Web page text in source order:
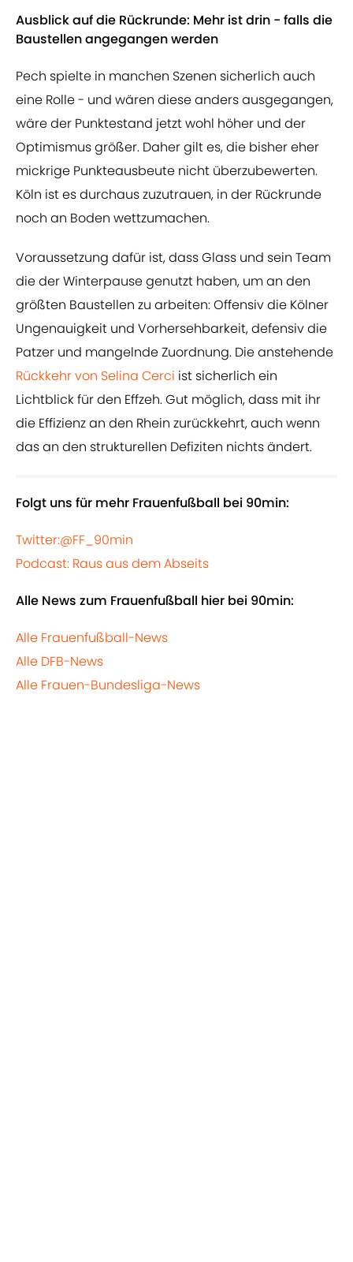
Ausblick auf die Rückrunde: Mehr ist drin - falls die
Baustellen angegangen werden
Pech spielte in manchen Szenen sicherlich auch
eine Rolle - und wären diese anders ausgegangen,
wäre der Punktestand jetzt wohl höher und der
Optimismus größer. Daher gilt es, die bisher eher
mickrige Punkteausbeute nicht überzubewerten.
Köln ist es durchaus zuzutrauen, in der Rückrunde
noch an Boden wettzumachen.
Voraussetzung dafür ist, dass Glass und sein Team
die der Winterpause genutzt haben, um an den
größten Baustellen zu arbeiten: Offensiv die Kölner
Ungenauigkeit und Vorhersehbarkeit, defensiv die
Patzer und mangelnde Zuordnung. Die anstehende
Rückkehr von Selina Cerci ist sicherlich ein
Lichtblick für den Effzeh. Gut möglich, dass mit ihr
die Effizienz an den Rhein zurückkehrt, auch wenn
das an den strukturellen Defiziten nichts ändert.
Folgt uns für mehr Frauenfußball bei 90min:
Twitter:@FF_90min
Podcast: Raus aus dem Abseits
Alle News zum Frauenfußball hier bei 90min:
Alle Frauenfußball-News
Alle DFB-News
Alle Frauen-Bundesliga-News